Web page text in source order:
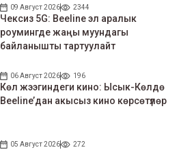
09 Август 2026 2344
Чексиз 5G: Beeline эл аралык
роумингде жаңы муундагы
байланышты тартуулайт
06 Август 2026 196
Көл жээгиндеги кино: Ысык-Көлдө
Beeline’дан акысыз кино көрсөтүлөр
05 Август 2026 272